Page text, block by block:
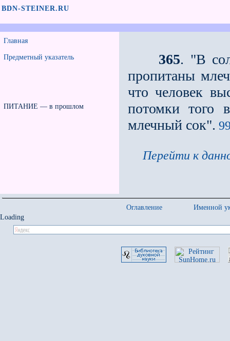
BDN-STEINER.RU
Главная
Предметный указатель
ПИТАНИЕ — в прошлом
365. "В
пропитаны
что человек
потомки того
млечный сок".
Перейти к
Оглавление
Именной
Loading